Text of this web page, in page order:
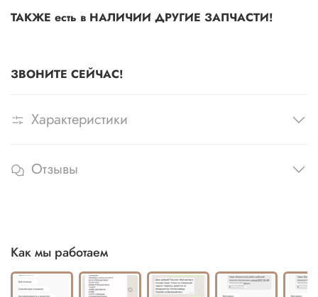
ТАКЖЕ есть в НАЛИЧИИ ДРУГИЕ ЗАПЧАСТИ!
ЗВОНИТЕ СЕЙЧАС!
Характеристики
Отзывы
Как мы работаем